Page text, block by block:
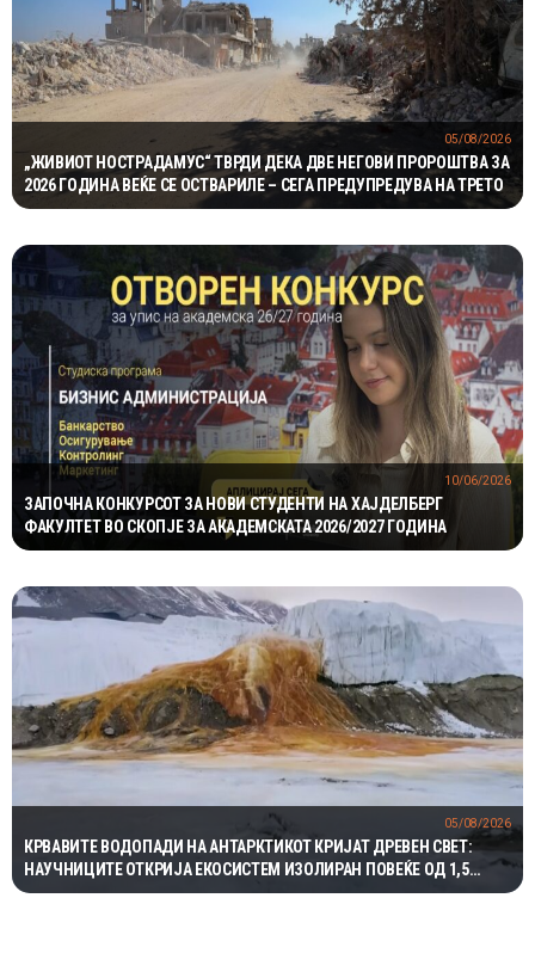
„ЖИВИОТ НОСТРАДАМУС“ ТВРДИ ДЕКА ДВЕ НЕГОВИ ПРОРОШТВА ЗА
2026 ГОДИНА ВЕЌЕ СЕ ОСТВАРИЛЕ – СЕГА ПРЕДУПРЕДУВА НА ТРЕТО
05/08/2026
ЗАПОЧНА КОНКУРСОТ ЗА НОВИ СТУДЕНТИ НА ХАЈДЕЛБЕРГ
ФАКУЛТЕТ ВО СКОПЈЕ ЗА АКАДЕМСКАТА 2026/2027 ГОДИНА
10/06/2026
КРВАВИТЕ ВОДОПАДИ НА АНТАРКТИКОТ КРИЈАТ ДРЕВЕН СВЕТ:
НАУЧНИЦИТЕ ОТКРИЈА ЕКОСИСТЕМ ИЗОЛИРАН ПОВЕЌЕ ОД 1,5
МИЛИОНИ ГОДИНИ
05/08/2026